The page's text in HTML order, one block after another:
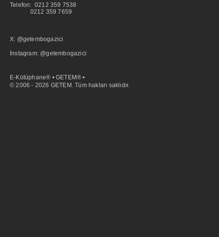
Telefon: 0212 359 7538
0212 359 7659
X: @getembogazici
İnstagram: @getembogazici
E-Kütüphane® • GETEM® •
© 2006 - 2026 GETEM. Tüm hakları saklıdır.